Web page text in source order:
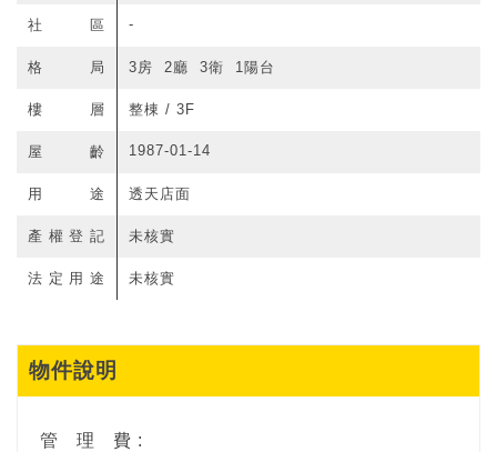
社區 -
格局 3房 2廳 3衛 1陽台
樓層 整棟 / 3F
屋齡 1987-01-14
用途 透天店面
產權登記 未核實
法定用途 未核實
物件說明
管 理 費 :